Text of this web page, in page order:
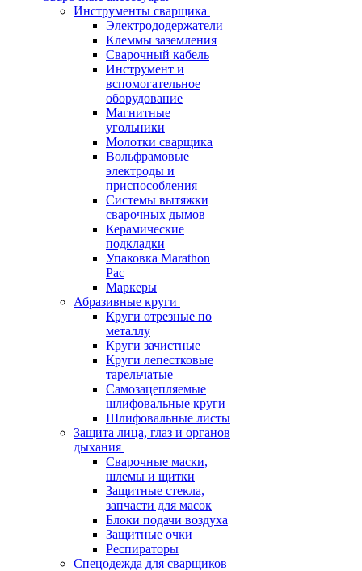
Инструменты сварщика
Электрододержатели
Клеммы заземления
Сварочный кабель
Инструмент и
вспомогательное
оборудование
Магнитные
угольники
Молотки сварщика
Вольфрамовые
электроды и
приспособления
Системы вытяжки
сварочных дымов
Керамические
подкладки
Упаковка Marathon
Pac
Маркеры
Абразивные круги
Круги отрезные по
металлу
Круги зачистные
Круги лепестковые
тарельчатые
Самозацепляемые
шлифовальные круги
Шлифовальные листы
Защита лица, глаз и органов
дыхания
Сварочные маски,
шлемы и щитки
Защитные стекла,
запчасти для масок
Блоки подачи воздуха
Защитные очки
Респираторы
Спецодежда для сварщиков